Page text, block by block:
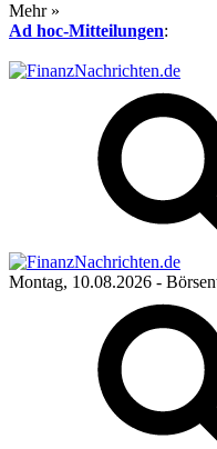
Mehr »
Ad hoc-Mitteilungen:
Montag, 10.08.2026 -